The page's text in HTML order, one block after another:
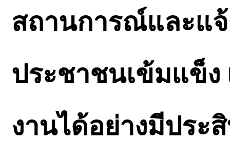
สถานการณ์และแ
ประชาชนเข้มแข็ง
งานได้อย่างมีประ